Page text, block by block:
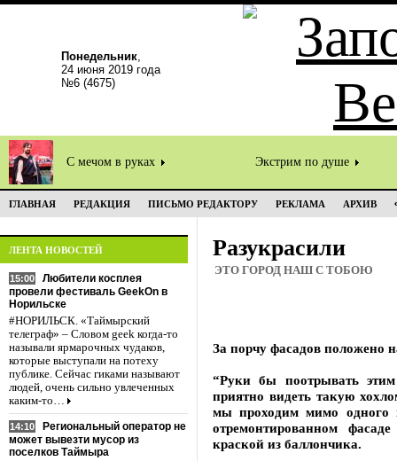
Понедельник,
24 июня 2019 года
№6 (4675)
С мечом в руках Экстрим по душе
ГЛАВНАЯ РЕДАКЦИЯ ПИСЬМО РЕДАКТОРУ РЕКЛАМА АРХИВ
ЛЕНТА НОВОСТЕЙ
15:00
Любители косплея
провели фестиваль GeekOn в
Норильске
#НОРИЛЬСК. «Таймырский
телеграф» – Словом geek когда-то
называли ярмарочных чудаков,
которые выступали на потеху
публике. Сейчас гиками называют
людей, очень сильно увлеченных
каким-то…
14:10
Региональный оператор не
может вывезти мусор из
поселков Таймыра
Разукрасили
ЭТО ГОРОД НАШ С ТОБОЮ
За порчу фасадов положено
“Руки бы поотрывать
приятно видеть такую
мы проходим мимо одного
отремонтированном
краской из баллончика.